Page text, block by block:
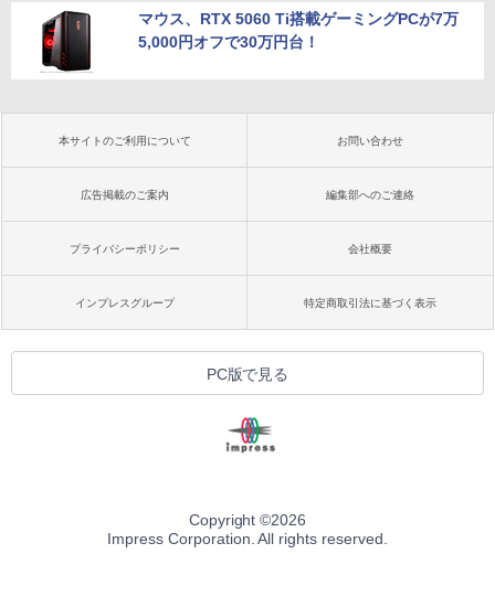
マウス、RTX 5060 Ti搭載ゲーミングPCが7万
5,000円オフで30万円台！
本サイトのご利用について お問い合わせ
広告掲載のご案内 編集部へのご連絡
プライバシーポリシー 会社概要
インプレスグループ 特定商取引法に基づく表示
PC版で見る
Copyright ©2026
Impress Corporation. All rights reserved.